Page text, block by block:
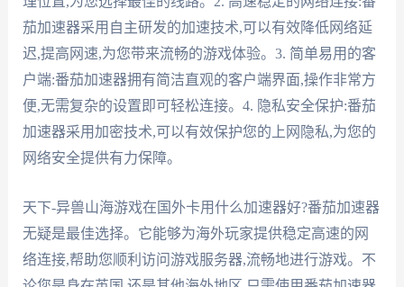
茄加速器采用自主研发的加速技术,可以有效降低网络延
迟,提高网速,为您带来流畅的游戏体验。3. 简单易用的客
户端:番茄加速器拥有简洁直观的客户端界面,操作非常方
便,无需复杂的设置即可轻松连接。4. 隐私安全保护:番茄
加速器采用加密技术,可以有效保护您的上网隐私,为您的
网络安全提供有力保障。
天下-异兽山海游戏在国外卡用什么加速器好?番茄加速器
无疑是最佳选择。它能够为海外玩家提供稳定高速的网
络连接,帮助您顺利访问游戏服务器,流畅地进行游戏。不